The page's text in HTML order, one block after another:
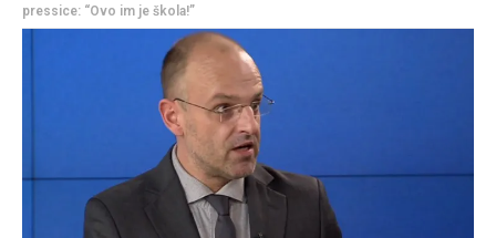
pressice: “Ovo im je škola!”